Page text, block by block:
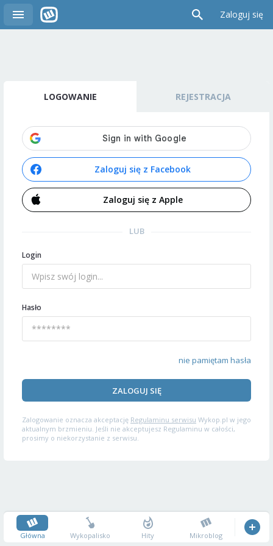
Zaloguj się
LOGOWANIE REJESTRACJA
Zaloguj się z Facebook
Zaloguj się z Apple
LUB
Login
Hasło
nie pamiętam hasła
ZALOGUJ SIĘ
Zalogowanie oznacza akceptację Regulaminu serwisu Wykop.pl w jego
aktualnym brzmieniu. Jeśli nie akceptujesz Regulaminu w całości,
prosimy o niekorzystanie z serwisu.
Główna Wykopalisko Hity Mikroblog